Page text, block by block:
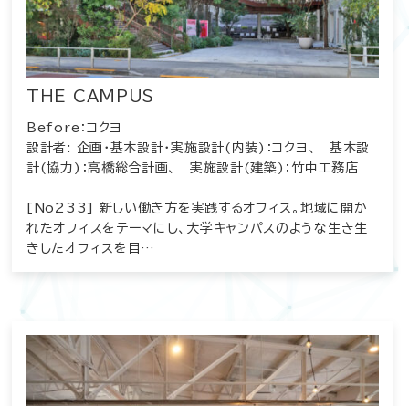
THE CAMPUS
Before：コクヨ
設計者: 企画・基本設計・実施設計(内装)：コクヨ、 基本設
計(協力)：高橋総合計画、 実施設計(建築)：竹中工務店
[No233] 新しい働き方を実践するオフィス。地域に開か
れたオフィスをテーマにし、大学キャンパスのような生き生
きしたオフィスを目…